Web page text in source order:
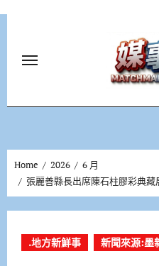
Home 2026
6 月
張麗善縣長出席陳石柱膠彩典
.地方新鮮事 新聞來源:墨